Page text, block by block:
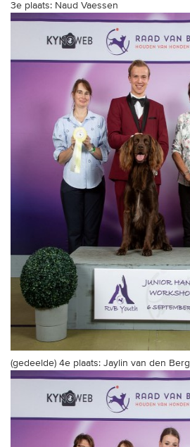
3e plaats: Naud Vaessen
(gedeelde) 4e plaats: Jaylin van den Berg